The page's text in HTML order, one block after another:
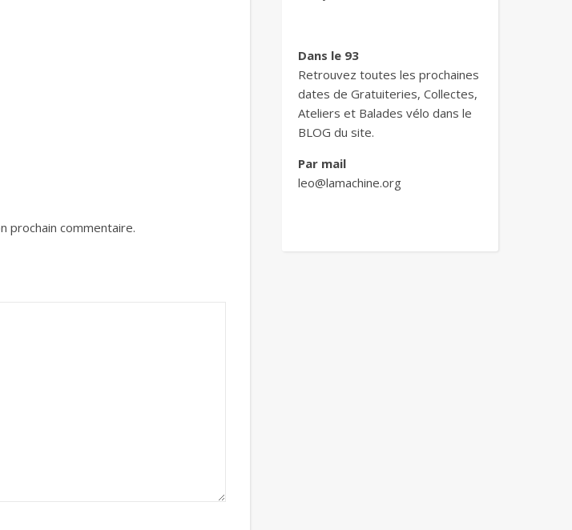
prochain commentaire.
Dans le 93
Retrouvez toutes les prochaines
dates de Gratuiteries, Collectes,
Ateliers et Balades vélo dans le
BLOG du site.
Par mail
leo@lamachine.org